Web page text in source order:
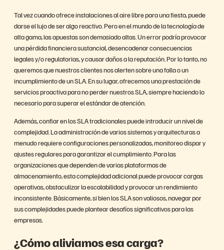
Tal vez cuando ofrece instalaciones al aire libre para una fiesta, puede
darse el lujo de ser algo reactivo. Pero en el mundo de la tecnología de
alta gama, las apuestas son demasiado altas. Un error podría provocar
una pérdida financiera sustancial, desencadenar consecuencias
legales y/o regulatorias, y causar daños a la reputación. Por lo tanto, no
queremos que nuestros clientes nos alerten sobre una falla o un
incumplimiento de un SLA. En su lugar, ofrecemos una prestación de
servicios proactiva para no perder nuestros SLA, siempre haciendo lo
necesario para superar el estándar de atención.
Además, confiar en los SLA tradicionales puede introducir un nivel de
complejidad. La administración de varios sistemas y arquitecturas a
menudo requiere configuraciones personalizadas, monitoreo dispar y
ajustes regulares para garantizar el cumplimiento. Para las
organizaciones que dependen de varias plataformas de
almacenamiento, esta complejidad adicional puede provocar cargas
operativas, obstaculizar la escalabilidad y provocar un rendimiento
inconsistente. Básicamente, si bien los SLA son valiosos, navegar por
sus complejidades puede plantear desafíos significativos para las
empresas.
¿Cómo aliviamos esa carga?